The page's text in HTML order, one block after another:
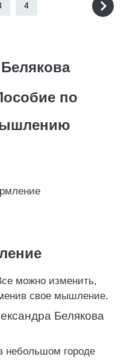
4
по
можно изменить,
свое мышление.
Белякова
небольшом городе